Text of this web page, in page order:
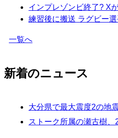
インプレゾンビ終了? X
練習後に搬送 ラグビー
一覧へ
新着のニュース
大分県で最大震度2の地
ストーク所属の瀬古樹